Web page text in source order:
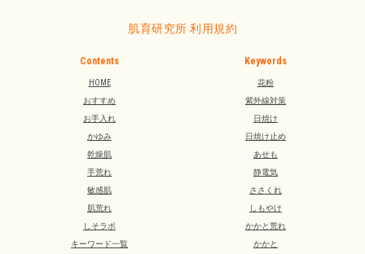
肌育研究所 利用規約
Contents
HOME
おすすめ
お手入れ
かゆみ
乾燥肌
手荒れ
敏感肌
肌荒れ
しそラボ
キーワード一覧
Keywords
花粉
紫外線対策
日焼け
日焼け止め
あせも
静電気
ささくれ
しもやけ
かかと荒れ
かかと